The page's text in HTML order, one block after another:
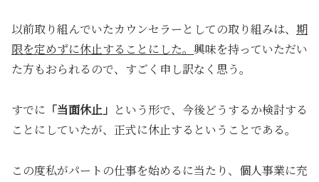
以前取り組んでいたカウンセラーとしての取り組みは、 期
限を定めずに休止することにした。 興味を持っていただい
た方もおられるので、すごく申し訳なく思う。
すでに 「当面休止」 という形で、今後どうするか検討する
ことにしていたが、正式に休止するということである。
この度私がパートの仕事を始めるに当たり、個人事業に充